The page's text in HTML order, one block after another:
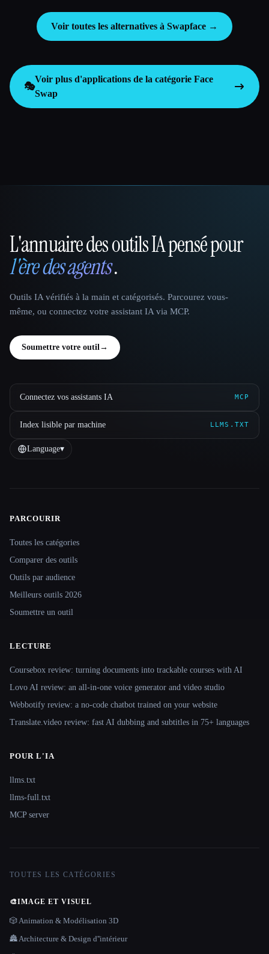
Voir toutes les alternatives à Swapface →
🎭
Voir plus d'applications de la catégorie Face
Swap
That AI Collection
L'annuaire des outils IA pensé pour
l'ère des agents.
Outils IA vérifiés à la main et catégorisés. Parcourez vous-
même, ou connectez votre assistant IA via MCP.
Soumettre votre outil→
Connectez vos assistants IA MCP
Index lisible par machine LLMS.TXT
Language▾
Site navigation
PARCOURIR
Toutes les catégories
Comparer des outils
Outils par audience
Meilleurs outils 2026
Soumettre un outil
LECTURE
Coursebox review: turning documents into trackable courses with AI
Lovo AI review: an all-in-one voice generator and video studio
Webbotify review: a no-code chatbot trained on your website
Translate.video review: fast AI dubbing and subtitles in 75+ languages
POUR L'IA
llms.txt
llms-full.txt
MCP server
TOUTES LES CATÉGORIES
🎨IMAGE ET VISUEL
🎲 Animation & Modélisation 3D
🏯 Architecture & Design d''intérieur